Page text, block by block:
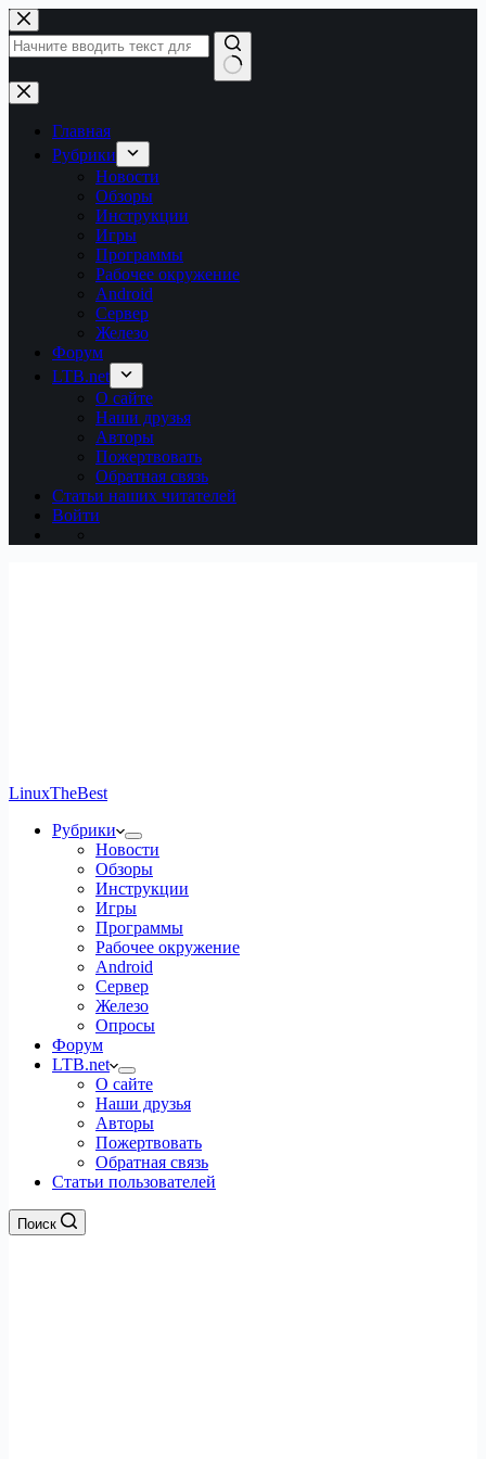
Перейти
к
сути
Ничего
не
найденоГлавная
Рубрики
Новости
Обзоры
Инструкции
Игры
Программы
Рабочее окружение
Android
Сервер
Железо
Форум
LTB.net
О сайте
Наши друзья
Авторы
Пожертвовать
Обратная связь
Статьи наших читателей
Войти
LinuxTheBest
Рубрики
Новости
Обзоры
Инструкции
Игры
Программы
Рабочее окружение
Android
Сервер
Железо
Опросы
Форум
LTB.net
О сайте
Наши друзья
Авторы
Пожертвовать
Обратная связь
Статьи пользователей
Поиск